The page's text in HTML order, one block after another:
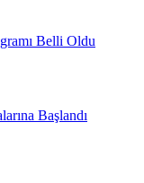
Belli Oldu
Başlandı